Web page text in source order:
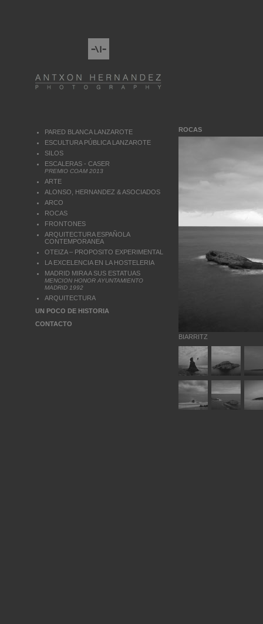
PARED BLANCA LANZAROTE
ESCULTURA PÚBLICA LANZAROTE
SILOS
ESCALERAS - CASER
PREMIO COAM 2013
ARTE
ALONSO, HERNANDEZ & ASOCIADOS
ARCO
ROCAS
FRONTONES
ARQUITECTURA ESPAÑOLA
CONTEMPORANEA
OTEIZA – PROPOSITO EXPERIMENTAL
LA EXCELENCIA EN LA HOSTELERIA
MADRID MIRA A SUS ESTATUAS
MENCION HONOR AYUNTAMIENTO
MADRID 1992
ARQUITECTURA
UN POCO DE HISTORIA
CONTACTO
ROCAS
BIARRITZ